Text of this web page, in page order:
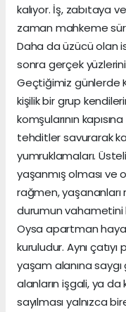
kalıyor. İş, zabıtaya
zaman mahkeme
Daha da üzücü olan
sonra gerçek
Geçtiğimiz günlerde
kişilik bir grup
komşularının
tehditler savurarak
yumruklamaları.
yaşanmış olması ve
rağmen, yaşananları
durumun vahametini
Oysa apartman
kuruludur. Aynı
yaşam alanına
alanların işgali, ya
sayılması yalnızca